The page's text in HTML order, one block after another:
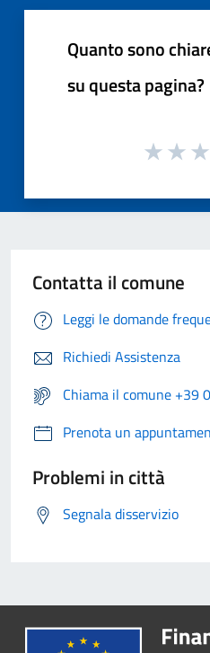
Quanto sono
su questa pagina?
Contatta il comune
Leggi le domande
Richiedi Assistenza
Chiama il comune +39
Prenota un
Problemi in città
Segnala disservizio